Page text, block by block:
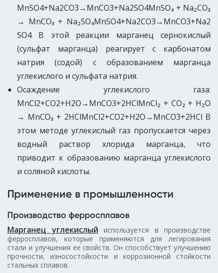
MnSO4+Na2CO3→MnCO3+Na2SO4MnSO₄ + Na₂CO₃
→ MnCO₃ + Na₂SO₄MnSO4​+Na2​CO3​→MnCO3​+Na2​
SO4​ В этой реакции марганец сернокислый
(сульфат марганца) реагирует с карбонатом
натрия (содой) с образованием марганца
углекислого и сульфата натрия.
Осаждение углекислого газа:
MnCl2+CO2+H2O→MnCO3+2HClMnCl₂ + CO₂ + H₂O
→ MnCO₃ + 2HClMnCl2​+CO2​+H2​O→MnCO3​+2HCl В
этом методе углекислый газ пропускается через
водный раствор хлорида марганца, что
приводит к образованию марганца углекислого
и соляной кислоты.
Применение в промышленности
Производство ферросплавов
Марганец углекислый используется в производстве
ферросплавов, которые применяются для легирования
стали и улучшения ее свойств. Он способствует улучшению
прочности, износостойкости и коррозионной стойкости
стальных сплавов.